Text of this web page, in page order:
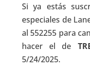
Si ya estás
especiales de
al 552255 para
hacer el de
5/24/2025.